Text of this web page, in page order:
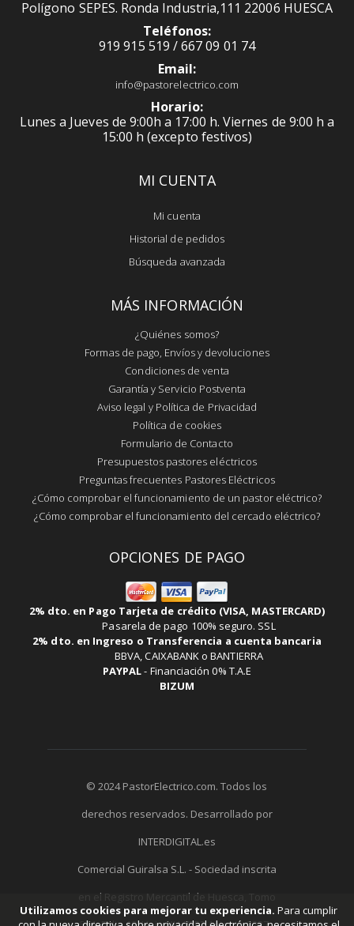
Utilizamos cookies para mejorar tu experiencia. Para cumplir
Polígono SEPES. Ronda Industria,111 22006 HUESCA
Teléfonos:
919 915 519 / 667 09 01 74
Email:
info@pastorelectrico.com
Horario:
Lunes a Jueves de 9:00h a 17:00 h. Viernes de 9:00 h a
15:00 h (excepto festivos)
MI CUENTA
Mi cuenta
Historial de pedidos
Búsqueda avanzada
MÁS INFORMACIÓN
¿Quiénes somos?
Formas de pago, Envíos y devoluciones
Condiciones de venta
Garantía y Servicio Postventa
Aviso legal y Política de Privacidad
Política de cookies
Formulario de Contacto
Presupuestos pastores eléctricos
Preguntas frecuentes Pastores Eléctricos
¿Cómo comprobar el funcionamiento de un pastor eléctrico?
¿Cómo comprobar el funcionamiento del cercado eléctrico?
OPCIONES DE PAGO
2% dto. en Pago Tarjeta de crédito (VISA, MASTERCARD)
Pasarela de pago 100% seguro. SSL
2% dto. en Ingreso o Transferencia a cuenta bancaria
BBVA, CAIXABANK o BANTIERRA
PAYPAL- Financiación 0% T.A.E
BIZUM
© 2024 PastorElectrico.com. Todos los
derechos reservados. Desarrollado por
INTERDIGITAL.es
Comercial Guiralsa S.L. - Sociedad inscrita
en el Registro Mercantil de Huesca, Tomo